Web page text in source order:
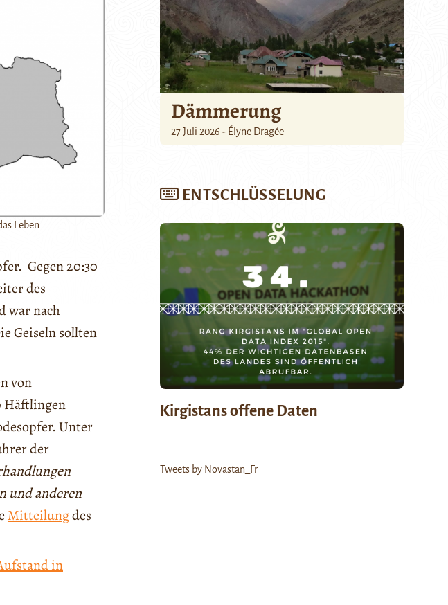
Leben
Gegen 20:30
des
war nach
Geiseln sollten
von
Häftlingen
Unter
der
und anderen
Mitteilungdes
in
Dämmerung
27 Juli 2026 - Élyne Dragée
ENTSCHLÜSSELUNG
Kirgistans offene Daten
Tweets by Novastan_Fr